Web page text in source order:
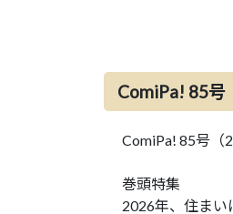
ComiPa! 85号
ComiPa! 85号（
巻頭特集
2026年、住まい